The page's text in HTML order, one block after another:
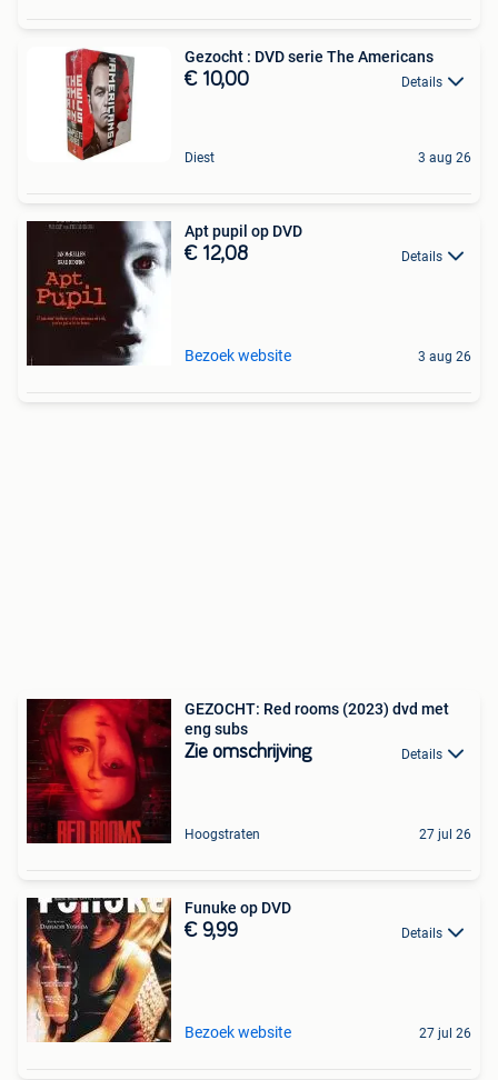
Gezocht : DVD serie The Americans
€ 10,00 Details
Diest 3 aug 26
Apt pupil op DVD
€ 12,08 Details
Bezoek website 3 aug 26
GEZOCHT: Red rooms (2023) dvd met
eng subs
Zie omschrijving Details
Hoogstraten 27 jul 26
Funuke op DVD
€ 9,99 Details
Bezoek website 27 jul 26